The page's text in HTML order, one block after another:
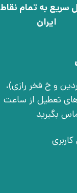
سریع به تمام نقاط
ایران
خ 12 فروردین، خ روانمهر شرقی(بین خ 12 فروردین و خ فخر رازی)،
روزهای تعطیل از ساعت